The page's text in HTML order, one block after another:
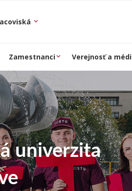
Zamestnanci Verejnosť a
univerzita